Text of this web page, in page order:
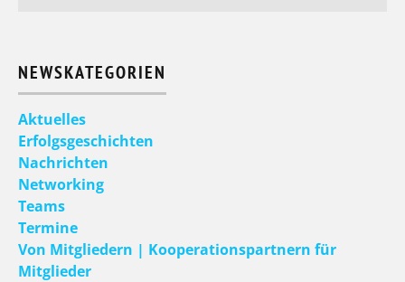
NEWSKATEGORIEN
Aktuelles
Erfolgsgeschichten
Nachrichten
Networking
Teams
Termine
Von Mitgliedern | Kooperationspartnern für
Mitglieder